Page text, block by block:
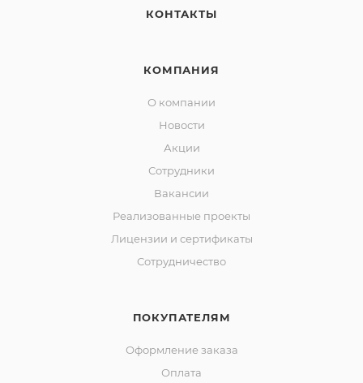
КОНТАКТЫ
КОМПАНИЯ
О компании
Новости
Акции
Сотрудники
Вакансии
Реализованные проекты
Лицензии и сертификаты
Сотрудничество
ПОКУПАТЕЛЯМ
Оформление заказа
Оплата